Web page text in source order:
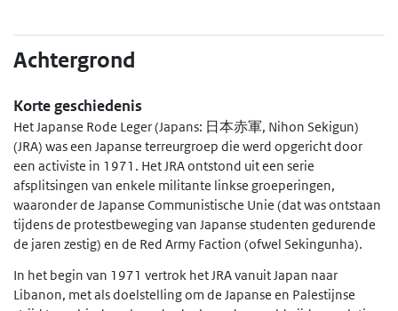
Achtergrond
Korte geschiedenis
Het Japanse Rode Leger (Japans: 日本赤軍, Nihon Sekigun)
(JRA) was een Japanse terreurgroep die werd opgericht door
een activiste in 1971. Het JRA ontstond uit een serie
afsplitsingen van enkele militante linkse groeperingen,
waaronder de Japanse Communistische Unie (dat was ontstaan
tijdens de protestbeweging van Japanse studenten gedurende
de jaren zestig) en de Red Army Faction (ofwel Sekingunha).
In het begin van 1971 vertrok het JRA vanuit Japan naar
Libanon, met als doelstelling om de Japanse en Palestijnse